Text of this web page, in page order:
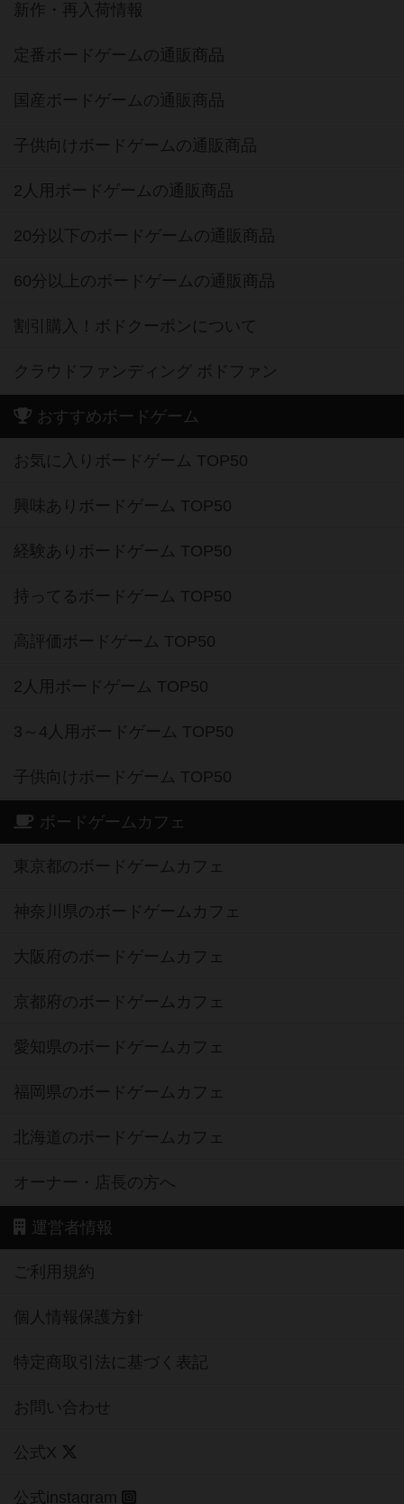
新作・再入荷情報
定番ボードゲームの通販商品
国産ボードゲームの通販商品
子供向けボードゲームの通販商品
2人用ボードゲームの通販商品
20分以下のボードゲームの通販商品
60分以上のボードゲームの通販商品
割引購入！ボドクーポンについて
クラウドファンディング ボドファン
おすすめボードゲーム
お気に入りボードゲーム TOP50
興味ありボードゲーム TOP50
経験ありボードゲーム TOP50
持ってるボードゲーム TOP50
高評価ボードゲーム TOP50
2人用ボードゲーム TOP50
3～4人用ボードゲーム TOP50
子供向けボードゲーム TOP50
ボードゲームカフェ
東京都のボードゲームカフェ
神奈川県のボードゲームカフェ
大阪府のボードゲームカフェ
京都府のボードゲームカフェ
愛知県のボードゲームカフェ
福岡県のボードゲームカフェ
北海道のボードゲームカフェ
オーナー・店長の方へ
運営者情報
ご利用規約
個人情報保護方針
特定商取引法に基づく表記
お問い合わせ
公式X
公式instagram